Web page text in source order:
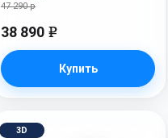
47 290 р
38 890 e
Купить
3D